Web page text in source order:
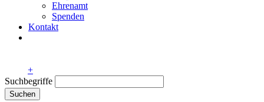
Ehrenamt
Spenden
Kontakt
+
Suchbegriffe
Suchen